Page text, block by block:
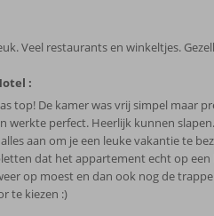
Veel restaurants en winkeltjes.
:
top! De kamer was vrij simpel maar
werkte perfect. Heerlijk kunnen
aan om je een leuke vakantie te
dat het appartement echt op
op moest en dan ook nog de
te kiezen :)